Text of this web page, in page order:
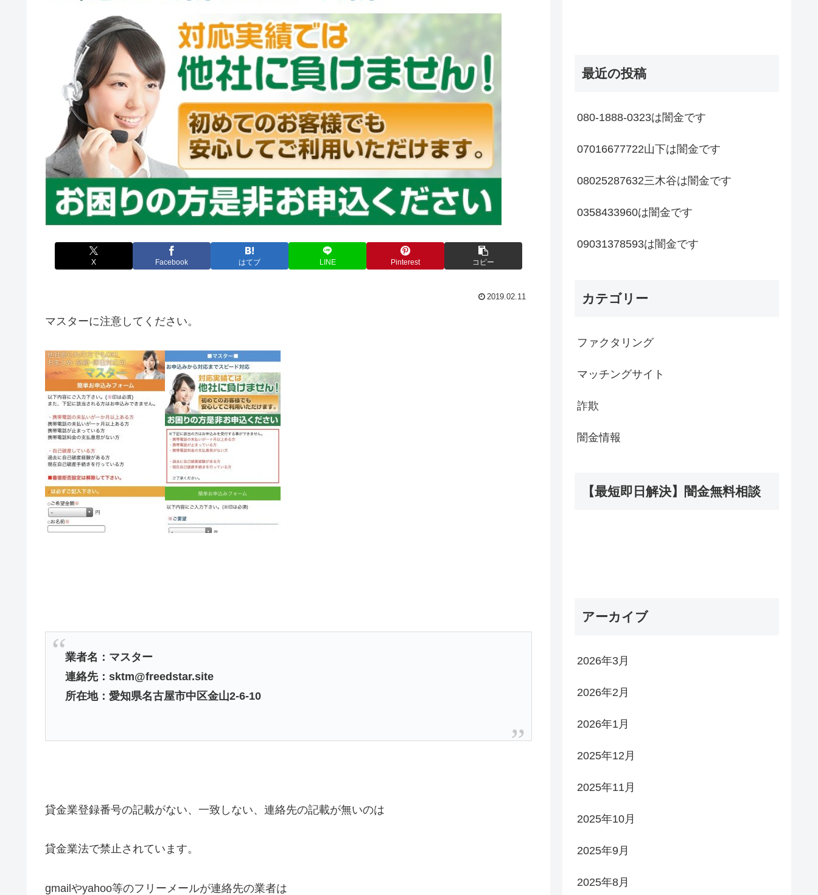
X Facebook はてブ LINE Pinterest コピー
2019.02.11
マスターに注意してください。
業者名：マスター
連絡先：sktm@freedstar.site
所在地：愛知県名古屋市中区金山2-6-10
貸金業登録番号の記載がない、一致しない、連絡先の記載が無いのは
貸金業法で禁止されています。
gmailやyahoo等のフリーメールが連絡先の業者は
最近の投稿
080-1888-0323は闇金です
07016677722山下は闇金です
08025287632三木谷は闇金です
0358433960は闇金です
09031378593は闇金です
カテゴリー
ファクタリング
マッチングサイト
詐欺
闇金情報
【最短即日解決】闇金無料相談
アーカイブ
2026年3月
2026年2月
2026年1月
2025年12月
2025年11月
2025年10月
2025年9月
2025年8月